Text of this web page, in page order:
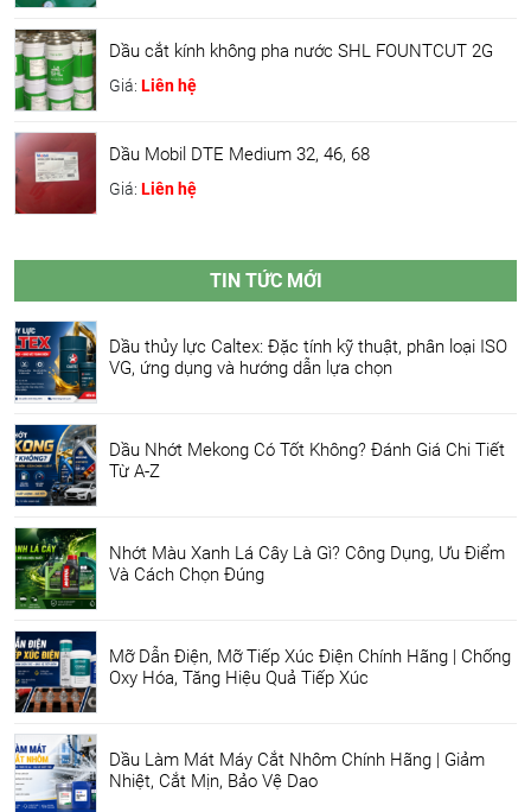
Dầu cắt kính không pha nước SHL FOUNTCUT 2G
Giá: Liên hệ
Dầu Mobil DTE Medium 32, 46, 68
Giá: Liên hệ
TIN TỨC MỚI
Dầu thủy lực Caltex: Đặc tính kỹ thuật, phân loại ISO
VG, ứng dụng và hướng dẫn lựa chọn
Dầu Nhớt Mekong Có Tốt Không? Đánh Giá Chi Tiết
Từ A-Z
Nhớt Màu Xanh Lá Cây Là Gì? Công Dụng, Ưu Điểm
Và Cách Chọn Đúng
Mỡ Dẫn Điện, Mỡ Tiếp Xúc Điện Chính Hãng | Chống
Oxy Hóa, Tăng Hiệu Quả Tiếp Xúc
Dầu Làm Mát Máy Cắt Nhôm Chính Hãng | Giảm
Nhiệt, Cắt Mịn, Bảo Vệ Dao